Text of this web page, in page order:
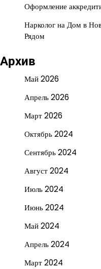
Оформление
Нарколог на Дом в
Рядом
Архив
Май 2026
Апрель 2026
Март 2026
Октябрь 2024
Сентябрь 2024
Август 2024
Июль 2024
Июнь 2024
Май 2024
Апрель 2024
Март 2024